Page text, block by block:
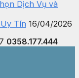
Dịch Vụ và
Tín 16/04/2026
0358.177.444